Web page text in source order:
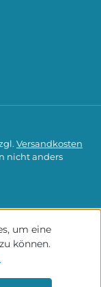
Versandkosten
nicht anders
um eine
können.